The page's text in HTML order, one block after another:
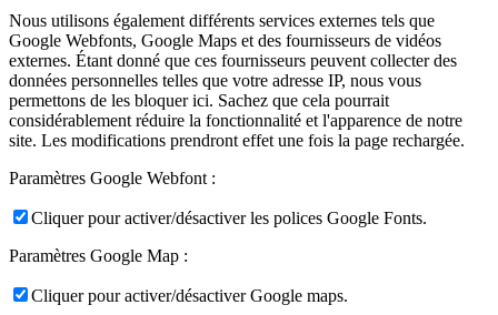
Nous utilisons également différents services externes tels que
Google Webfonts, Google Maps et des fournisseurs de vidéos
externes. Étant donné que ces fournisseurs peuvent collecter des
données personnelles telles que votre adresse IP, nous vous
permettons de les bloquer ici. Sachez que cela pourrait
considérablement réduire la fonctionnalité et l'apparence de notre
site. Les modifications prendront effet une fois la page rechargée.
Paramètres Google Webfont :
Cliquer pour activer/désactiver les polices Google Fonts.
Paramètres Google Map :
Cliquer pour activer/désactiver Google maps.